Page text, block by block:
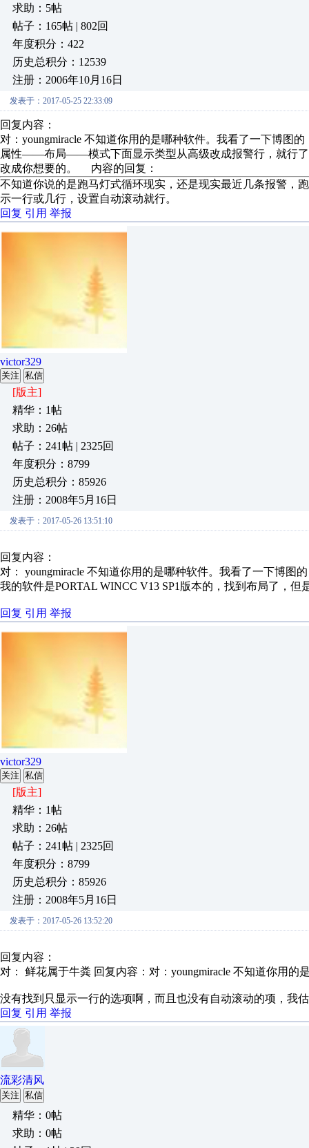
求助：5帖
帖子：165帖 | 802回
年度积分：422
历史总积分：12539
注册：2006年10月16日
发表于：2017-05-25 22:33:09
回复内容：
对：youngmiracle 不知道你用的是哪种软件。我看了一下博图
属性——布局——模式下面显示类型从高级改成报警行，就行了
改成你想要的。 内容的回复：
不知道你说的是跑马灯式循环现实，还是现实最近几条报警，
示一行或几行，设置自动滚动就行。
回复 引用 举报
victor329
关注 私信
[版主]
精华：1帖
求助：26帖
帖子：241帖 | 2325回
年度积分：8799
历史总积分：85926
注册：2008年5月16日
发表于：2017-05-26 13:51:10
回复内容：
对： youngmiracle 不知道你用的是哪种软件。我看了一下博图
我的软件是PORTAL WINCC V13 SP1版本的，找到布局了，
回复 引用 举报
victor329
关注 私信
[版主]
精华：1帖
求助：26帖
帖子：241帖 | 2325回
年度积分：8799
历史总积分：85926
注册：2008年5月16日
发表于：2017-05-26 13:52:20
回复内容：
对： 鲜花属于牛粪 回复内容：对：youngmiracle 不知道你用的
没有找到只显示一行的选项啊，而且也没有自动滚动的项，我
回复 引用 举报
流彩清风
关注 私信
精华：0帖
求助：0帖